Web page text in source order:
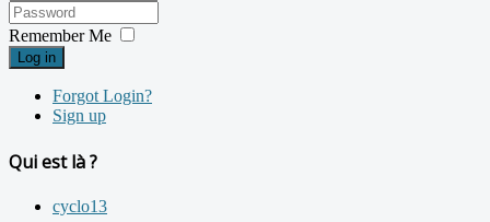
Remember Me
Log in
Forgot Login?
Sign up
Qui est là ?
cyclo13